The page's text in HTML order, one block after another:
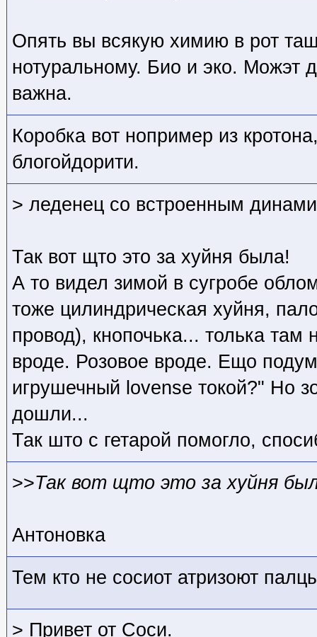
Опять вы всякую химию в рот
нотуральному. Био и эко. Можэт
важна.
Коробка вот нопример из
блогойдорити.
> леденец со встроенным
Так вот щто это за хуйня была!
А то видел зимой в сугробе
тоже цилиндрическая хуйня,
провод), кнопочька... толька там
вроде. Розовое вроде. Ещо
игрушечный lovense токой?" Но
дошли...
Так што с гетарой помогло,
>>Так вот щто это за хуйня
Антоновка
Тем кто не сосиот атризоют
> Привет от Соси.